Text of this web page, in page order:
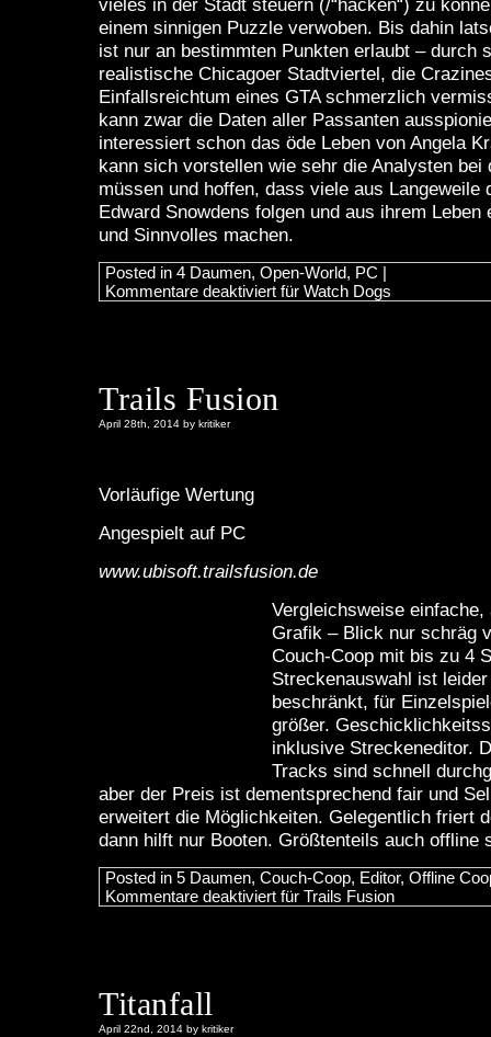
vieles in der Stadt steuern (/“hacken“) zu
einem sinnigen Puzzle verwoben. Bis dahin
ist nur an bestimmten Punkten erlaubt – durch
realistische Chicagoer Stadtviertel, die
Einfallsreichtum eines GTA schmerzlich
kann zwar die Daten aller Passanten
interessiert schon das öde Leben von Angela
kann sich vorstellen wie sehr die Analysten bei
müssen und hoffen, dass viele aus Langeweile
Edward Snowdens folgen und aus ihrem
und Sinnvolles machen.
Posted in 4 Daumen, Open-World, PC |
Kommentare deaktiviert für Watch Dogs
Trails Fusion
April 28th, 2014 by kritiker
Vorläufige Wertung
Angespielt auf PC
www.ubisoft.trailsfusion.de
Vergleichsweise
Grafik – Blick nur schräg
Couch-Coop mit bis zu 4
Streckenauswahl ist
beschränkt, für
größer.
inklusive Streckeneditor.
Tracks sind schnell
aber der Preis ist dementsprechend fair und
erweitert die Möglichkeiten. Gelegentlich friert
dann hilft nur Booten. Größtenteils auch offline
Posted in 5 Daumen, Couch-Coop, Editor, Offline
Kommentare deaktiviert für Trails Fusion
Titanfall
April 22nd, 2014 by kritiker